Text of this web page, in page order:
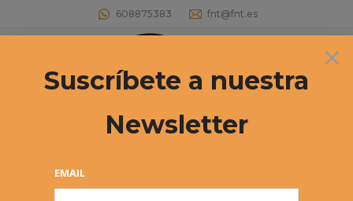
608875383 fnt@fnt.es
Buscar:
Archivos diarios: 23 octubre, 2023
×
Suscríbete a nuestra
Newsletter
EMAIL